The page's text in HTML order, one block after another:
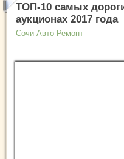
ТОП-10 самых
аукционах 2017 года
Сочи Авто Ремонт